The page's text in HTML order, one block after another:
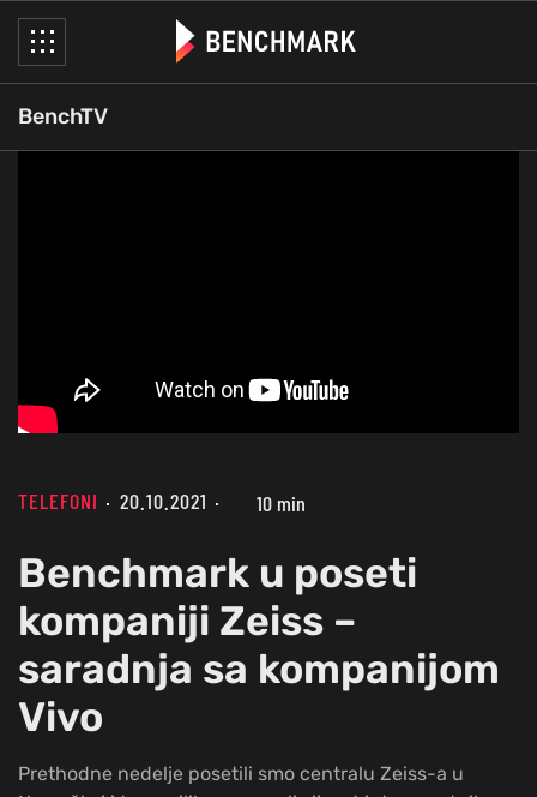
BenchTV
TELEFONI 20.10.2021 10 min
Benchmark u poseti
kompaniji Zeiss –
saradnja sa kompanijom
Vivo
Prethodne nedelje posetili smo centralu Zeiss-a u